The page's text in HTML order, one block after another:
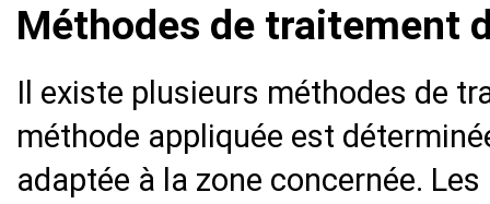
Méthodes de traitement
Il existe plusieurs méthodes de
méthode appliquée est
adaptée à la zone concernée.